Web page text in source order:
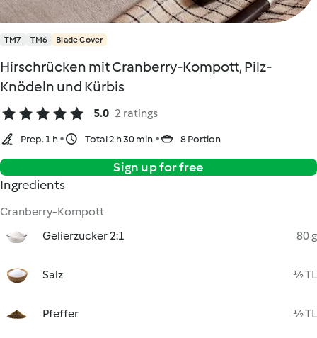
TM7 TM6 Blade Cover
Hirschrücken mit Cranberry-Kompott, Pilz-
Knödeln und Kürbis
5.0 2 ratings
Prep. 1 h Total 2 h 30 min 8 Portion
Sign up for free
Ingredients
Cranberry-Kompott
Gelierzucker 2:1
80 g
Salz ½ TL
Pfeffer ½ TL